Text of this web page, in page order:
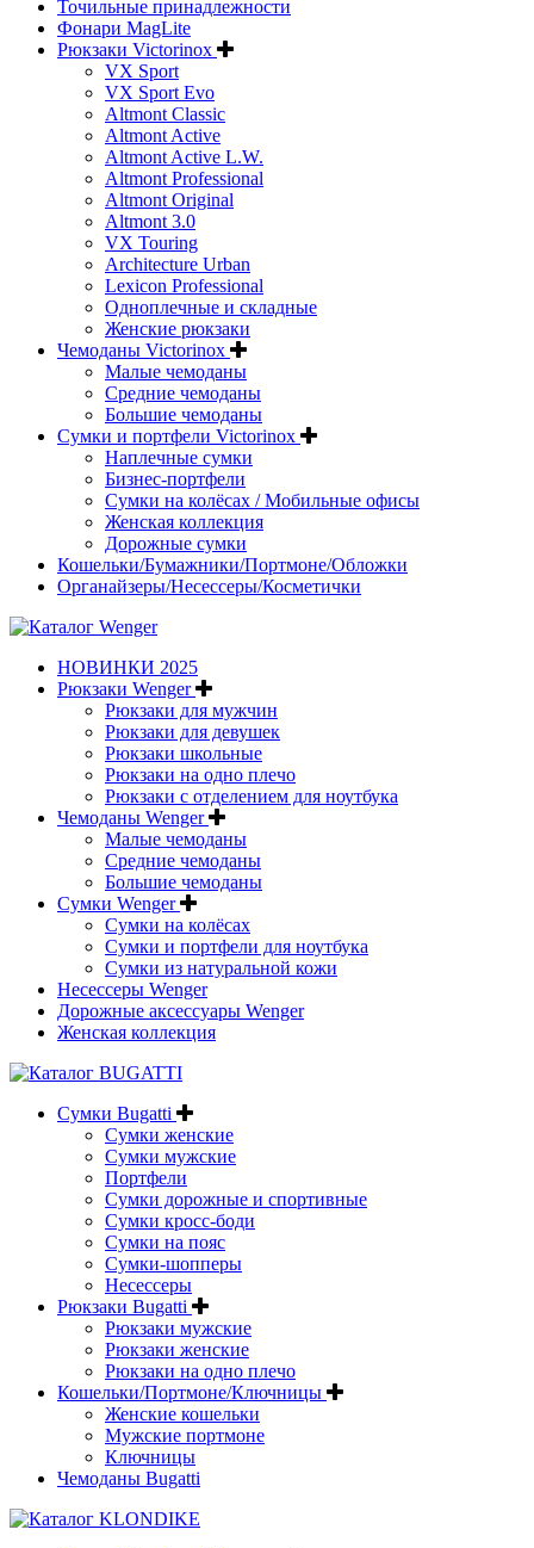
Точильные принадлежности
Фонари MagLite
Рюкзаки Victorinox
VX Sport
VX Sport Evo
Altmont Classic
Altmont Active
Altmont Active L.W.
Altmont Professional
Altmont Original
Altmont 3.0
VX Touring
Architecture Urban
Lexicon Professional
Одноплечные и складные
Женские рюкзаки
Чемоданы Victorinox
Малые чемоданы
Средние чемоданы
Большие чемоданы
Сумки и портфели Victorinox
Наплечные сумки
Бизнес-портфели
Сумки на колёсах / Мобильные офисы
Женская коллекция
Дорожные сумки
Кошельки/Бумажники/Портмоне/Обложки
Органайзеры/Несессеры/Косметички
НОВИНКИ 2025
Рюкзаки Wenger
Рюкзаки для мужчин
Рюкзаки для девушек
Рюкзаки школьные
Рюкзаки на одно плечо
Рюкзаки с отделением для ноутбука
Чемоданы Wenger
Малые чемоданы
Средние чемоданы
Большие чемоданы
Сумки Wenger
Сумки на колёсах
Сумки и портфели для ноутбука
Сумки из натуральной кожи
Несессеры Wenger
Дорожные аксессуары Wenger
Женская коллекция
Сумки Bugatti
Сумки женские
Сумки мужские
Портфели
Сумки дорожные и спортивные
Сумки кросс-боди
Сумки на пояс
Сумки-шопперы
Несессеры
Рюкзаки Bugatti
Рюкзаки мужские
Рюкзаки женские
Рюкзаки на одно плечо
Кошельки/Портмоне/Ключницы
Женские кошельки
Мужские портмоне
Ключницы
Чемоданы Bugatti